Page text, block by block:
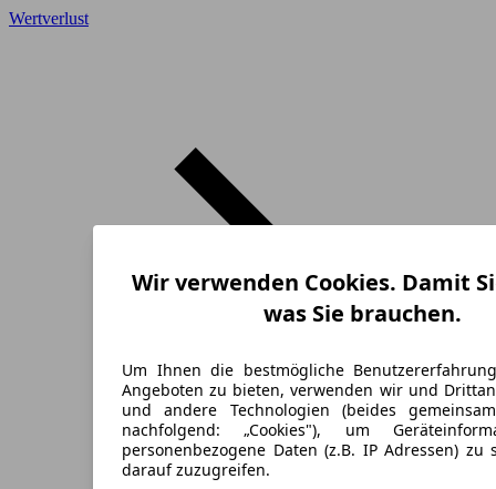
Wir verwenden Cookies. Damit
was Sie brauchen.
Um Ihnen die bestmögliche
Angeboten zu bieten, verwenden wir und
und andere Technologien (beides
nachfolgend: „Cookies"), um
personenbezogene Daten (z.B. IP Adressen) zu
darauf zuzugreifen.
Wertverlust